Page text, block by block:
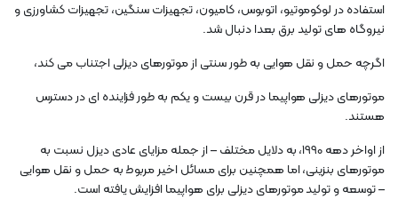
استفاده در لوکوموتیو، اتوبوس، کامیون، تجهیزات سنگین، تجهیزات کشاورزی و
نیروگاه های تولید برق بعدا دنبال شد.
اگرچه حمل و نقل هوایی به طور سنتی از موتورهای دیزلی اجتناب می کند،
موتورهای دیزلی هواپیما در قرن بیست و یکم به طور فزاینده ای در دسترس
هستند.
از اواخر دهه 1990، به دلایل مختلف – از جمله مزایای عادی دیزل نسبت به
موتورهای بنزینی، اما همچنین برای مسائل اخیر مربوط به حمل و نقل هوایی
– توسعه و تولید موتورهای دیزلی برای هواپیما افزایش یافته است.